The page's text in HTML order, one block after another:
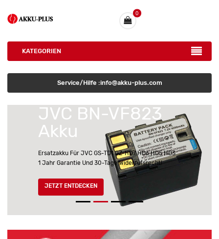
0
KATEGORIEN
Service/Hilfe :info@akku-plus.com
NEU IM SHOP
JVC BN-VF823
Akku
Ersatzakku Für JVC GS-TD1 GZ-HD7 HD6 HD5 HD3
1 Jahr Garantie Und 30-Tage Widerrufsrecht!
JETZT ENTDECKEN